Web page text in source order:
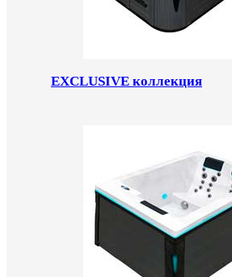
EXCLUSIVE коллекция